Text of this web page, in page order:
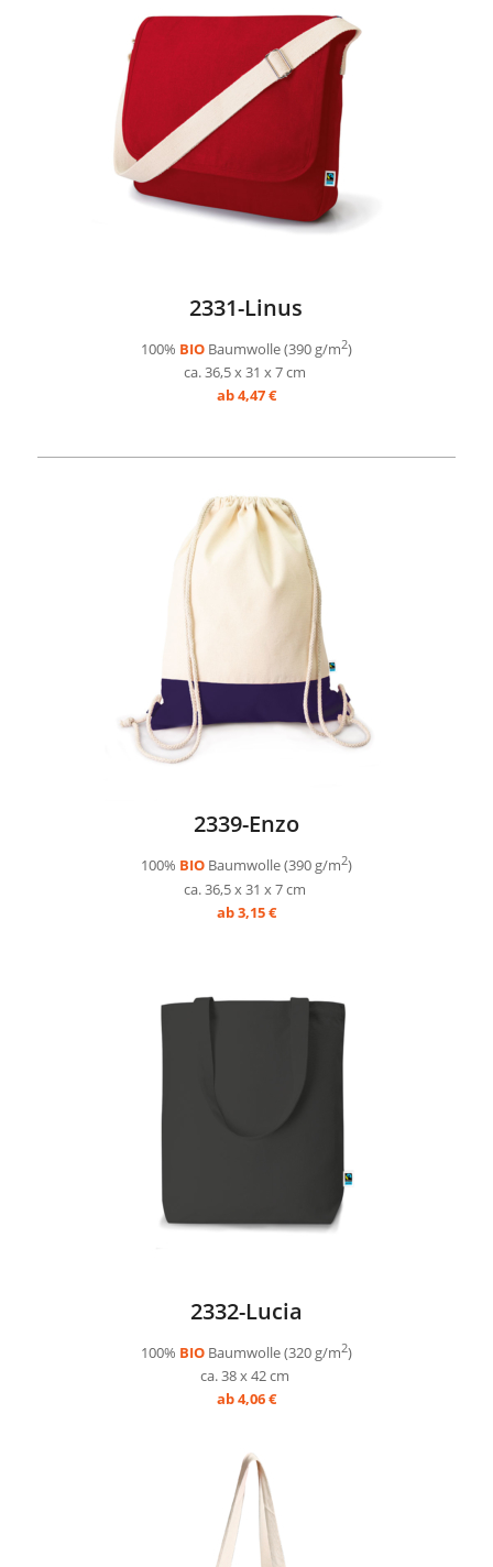
2331-Linus
100% BIOBaumwolle (390 g/m2)
ca. 36,5 x 31 x 7 cm
ab 4,47 €
2339-Enzo
100% BIOBaumwolle (390 g/m2)
ca. 36,5 x 31 x 7 cm
ab 3,15 €
2332-Lucia
100% BIOBaumwolle (320 g/m2)
ca. 38 x 42 cm
ab 4,06 €